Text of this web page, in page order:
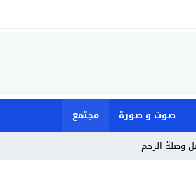
صوت و صورة
مجتمع